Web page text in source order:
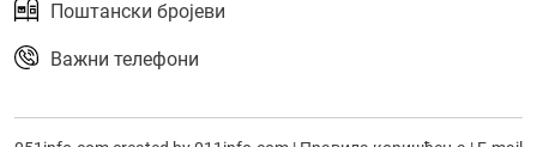
Поштански бројеви
Важни телефони